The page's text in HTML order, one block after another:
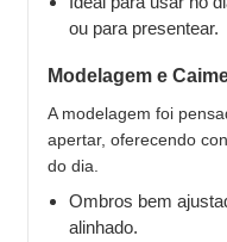
ou para presentear.
Modelagem e
A modelagem foi
apertar, oferecendo
do dia.
Ombros bem
alinhado.